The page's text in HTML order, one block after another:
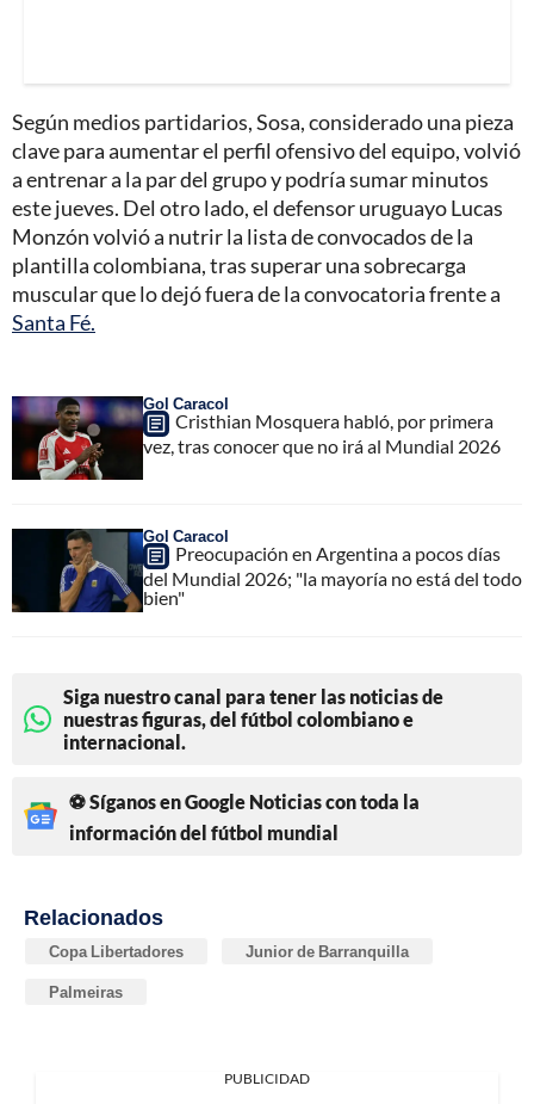
Según medios partidarios, Sosa, considerado una pieza
clave para aumentar el perfil ofensivo del equipo, volvió
a entrenar a la par del grupo y podría sumar minutos
este jueves. Del otro lado, el defensor uruguayo Lucas
Monzón volvió a nutrir la lista de convocados de la
plantilla colombiana, tras superar una sobrecarga
muscular que lo dejó fuera de la convocatoria frente a
Santa Fé.
Gol Caracol
Cristhian Mosquera habló, por primera
vez, tras conocer que no irá al Mundial 2026
Gol Caracol
Preocupación en Argentina a pocos días
del Mundial 2026; "la mayoría no está del todo
bien"
Siga nuestro canal para tener las noticias de
nuestras figuras, del fútbol colombiano e
internacional.
⚽ Síganos en Google Noticias con toda la
información del fútbol mundial
Relacionados
Copa Libertadores Junior de Barranquilla
Palmeiras
PUBLICIDAD